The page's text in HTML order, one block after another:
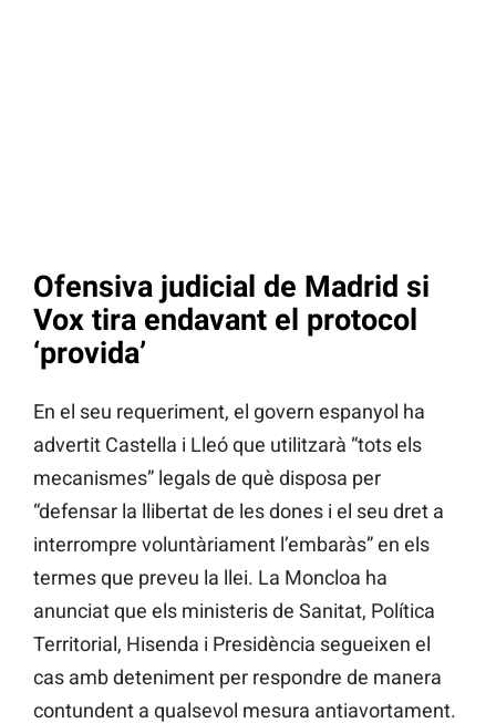
Ofensiva judicial de Madrid si
Vox tira endavant el protocol
‘provida’
En el seu requeriment, el govern espanyol ha
advertit Castella i Lleó que utilitzarà “tots els
mecanismes” legals de què disposa per
“defensar la llibertat de les dones i el seu dret a
interrompre voluntàriament l’embaràs” en els
termes que preveu la llei. La Moncloa ha
anunciat que els ministeris de Sanitat, Política
Territorial, Hisenda i Presidència segueixen el
cas amb deteniment per respondre de manera
contundent a qualsevol mesura antiavortament.